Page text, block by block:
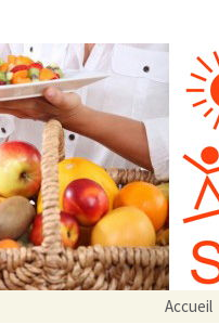
AllerAccueil